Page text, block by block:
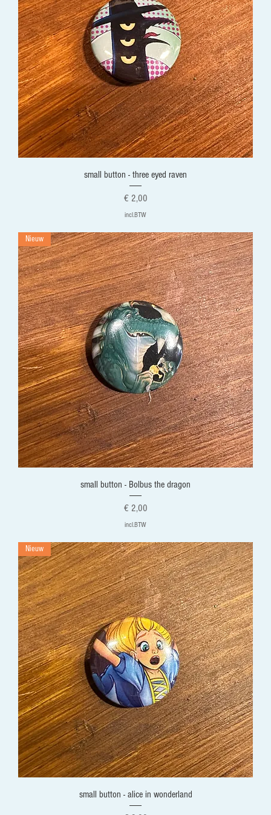
small button - three eyed raven
Prijs
€ 2,00
incl.BTW
Nieuw
small button - Bolbus the dragon
Prijs
€ 2,00
incl.BTW
Nieuw
small button - alice in wonderland